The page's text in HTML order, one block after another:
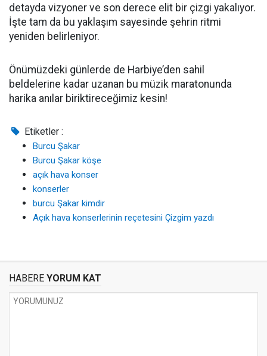
detayda vizyoner ve son derece elit bir çizgi yakalıyor.
İşte tam da bu yaklaşım sayesinde şehrin ritmi
yeniden belirleniyor.
Önümüzdeki günlerde de Harbiye’den sahil
beldelerine kadar uzanan bu müzik maratonunda
harika anılar biriktireceğimiz kesin!
Etiketler :
Burcu Şakar
Burcu Şakar köşe
açık hava konser
konserler
burcu Şakar kimdir
Açık hava konserlerinin reçetesini Çizgim yazdı
HABERE YORUM KAT